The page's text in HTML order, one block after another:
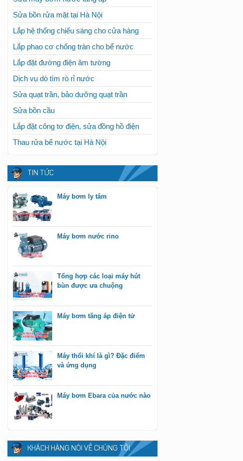
Sửa bồn rửa mặt tại Hà Nội
Lắp hệ thống chiếu sáng cho cửa hàng
Lắp phao cơ chống tràn cho bể nước
Lắp đặt đường điện âm tường
Dịch vụ dò tìm rò rỉ nước
Sửa quạt trần, bảo dưỡng quạt trần
Sửa bồn cầu
Lắp đặt công tơ điện, sửa đồng hồ điện
Thau rửa bể nước tại Hà Nội
TIN TỨC
Máy bơm ly tâm
Máy bơm nước rino
Tổng hợp các loại máy hút
bùn được ưa chuộng
Máy bơm tăng áp điện tử
Máy thổi khí là gì? Đặc điểm
và ứng dụng
Máy bơm Ebara của nước nào
KHÁCH HÀNG NÓI VỀ CHÚNG TÔI